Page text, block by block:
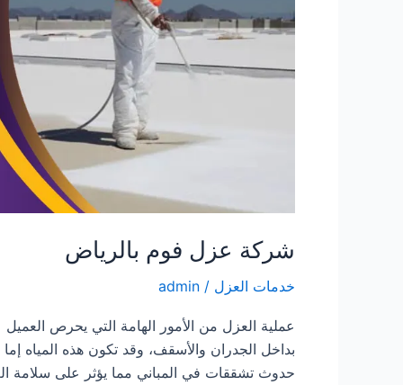
شركة عزل فوم بالرياض
خدمات العزل /
admin
عملية العزل من الأمور الهامة التي يحرص العميل
بداخل الجدران والأسقف، وقد تكون هذه المياه إما
حدوث تشققات في المباني مما يؤثر على سلامة